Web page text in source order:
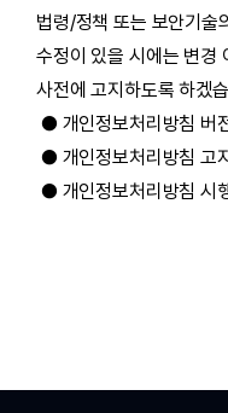
법령/정책 또는 보안기술
수정이 있을 시에는 변경
사전에 고지하도록 하겠
● 개인정보처리방침 버
● 개인정보처리방침 고
● 개인정보처리방침 시